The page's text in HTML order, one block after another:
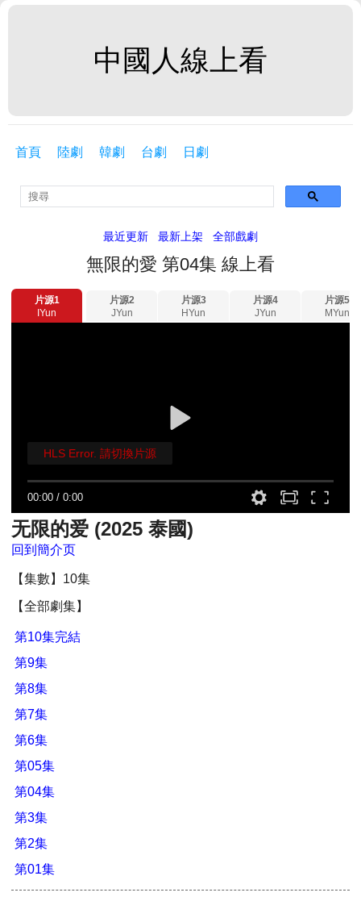
中國人線上看
首頁 陸劇 韓劇 台劇 日劇
最近更新 最新上架 全部戲劇
無限的愛 第04集 線上看
片源1
IYun
片源2
JYun
片源3
HYun
片源4
JYun
片源5
MYun
00:00 /0:00
HLS Error. 請切換片源
无限的爱 (2025 泰國)
回到簡介页
【集數】10集
【全部劇集】
第10集完結
第9集
第8集
第7集
第6集
第05集
第04集
第3集
第2集
第01集